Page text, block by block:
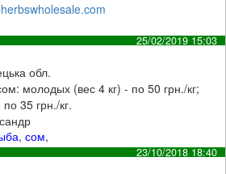
25/02/2019 15:03
обл.
молодых (вес 4 кг) - по 50 грн./кг;
35 грн./кг.
,сом,
23/10/2018 18:40